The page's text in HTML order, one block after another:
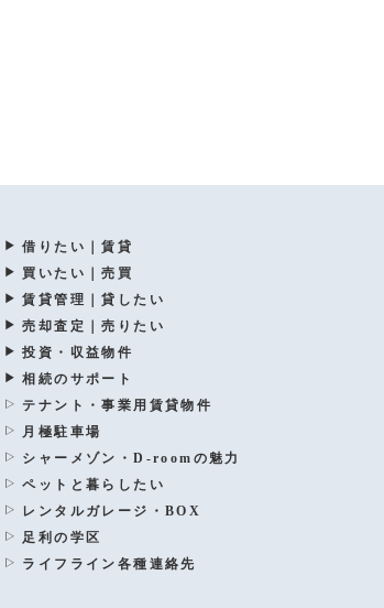
借りたい｜賃貸
買いたい｜売買
賃貸管理｜貸したい
売却査定｜売りたい
投資・収益物件
相続のサポート
テナント・事業用賃貸物件
月極駐車場
シャーメゾン・D-roomの魅力
ペットと暮らしたい
レンタルガレージ・BOX
足利の学区
ライフライン各種連絡先